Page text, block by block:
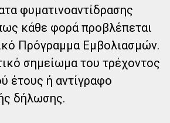
φυματινοαντίδρασης
κάθε φορά προβλέπεται
Πρόγραμμα Εμβολιασμών.
σημείωμα του τρέχοντος
έτους ή αντίγραφο
δήλωσης.